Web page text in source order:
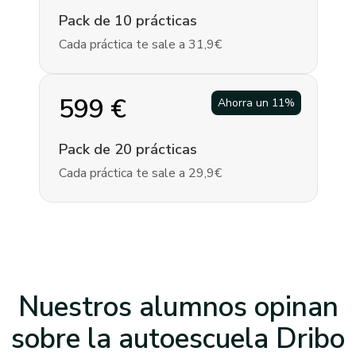
Pack de 10 prácticas
Cada práctica te sale a 31,9€
Ahorra un 11%
599 €
Pack de 20 prácticas
Cada práctica te sale a 29,9€
Nuestros alumnos opinan
sobre la autoescuela Dribo